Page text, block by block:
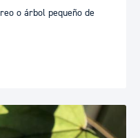
o árbol pequeño de